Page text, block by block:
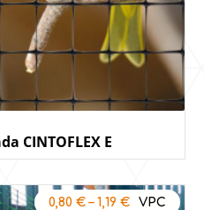
CINTOFLEX E
0,80 €– 1,19 €